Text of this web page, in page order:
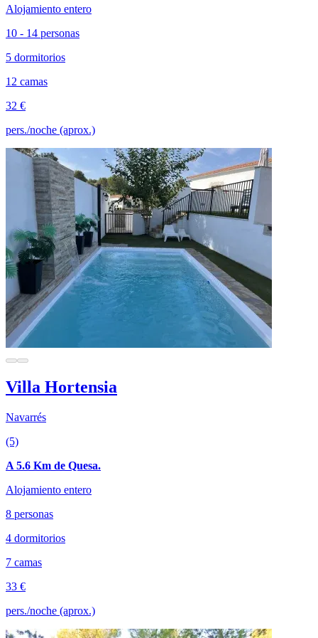
Alojamiento entero
10 - 14 personas
5 dormitorios
12 camas
32 €
pers./noche (aprox.)
Villa Hortensia
Navarrés
(5)
A 5.6 Km de Quesa.
Alojamiento entero
8 personas
4 dormitorios
7 camas
33 €
pers./noche (aprox.)